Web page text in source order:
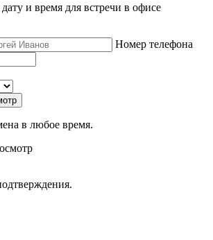
и время для встречи в офисе
Номер телефона
в любое время.